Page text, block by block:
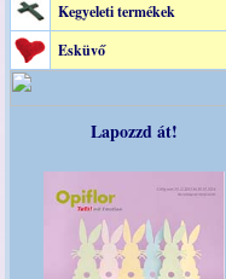
Kegyeleti termékek
Esküvő
Lapozzd át!